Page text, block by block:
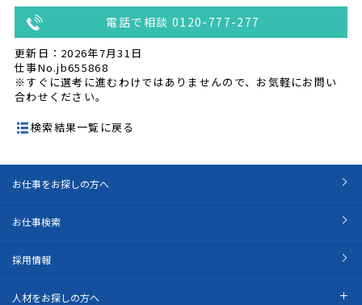
電話で相談 0120-777-277
更新日：2026年7月31日
仕事No.jb655868
※すぐに選考に進むわけではありませんので、お気軽にお問い
合わせください。
検索結果一覧に戻る
お仕事をお探しの方へ
お仕事検索
採用情報
人材をお探しの方へ